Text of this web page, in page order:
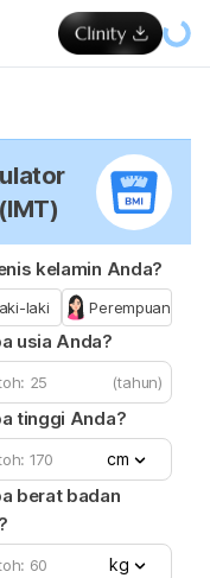
kelamin Anda?
laki Perempuan
usia Anda?
(tahun)
tinggi Anda?
cm
berat badan
kg